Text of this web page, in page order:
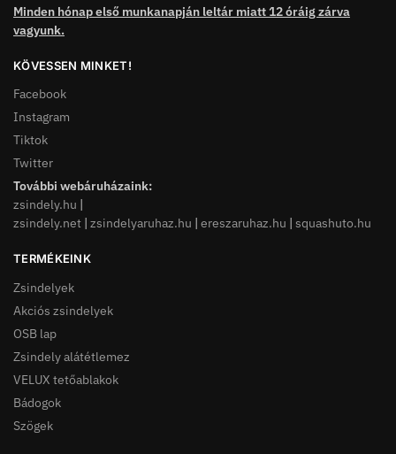
Minden hónap első munkanapján leltár miatt 12 óráig zárva
vagyunk.
KÖVESSEN MINKET!
Facebook
Instagram
Tiktok
Twitter
További webáruházaink:
zsindely.hu
zsindely.net zsindelyaruhaz.hu ereszaruhaz.hu squashuto.hu
TERMÉKEINK
Zsindelyek
Akciós zsindelyek
OSB lap
Zsindely alátétlemez
VELUX tetőablakok
Bádogok
Szögek